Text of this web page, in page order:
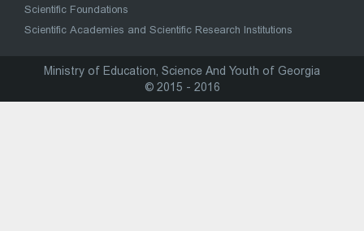
Scientific Foundations
Scientific Academies and Scientific Research Institutions
Ministry of Education, Science And Youth of Georgia
© 2015 - 2016